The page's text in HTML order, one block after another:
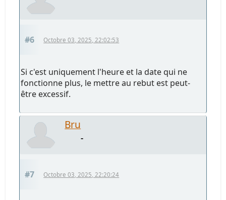
#6 Octobre 03, 2025, 22:02:53
Si c'est uniquement l'heure et la date qui ne
fonctionne plus, le mettre au rebut est peut-
être excessif.
Bru
-
#7 Octobre 03, 2025, 22:20:24